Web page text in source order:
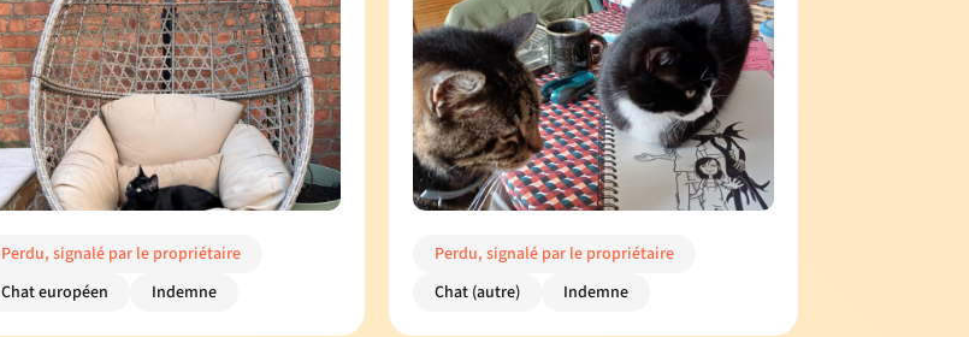
Perdu, signalé par le propriétaire
Chat européen
Indemne
Perdu, signalé par le propriétaire
Chat (autre)
Indemne